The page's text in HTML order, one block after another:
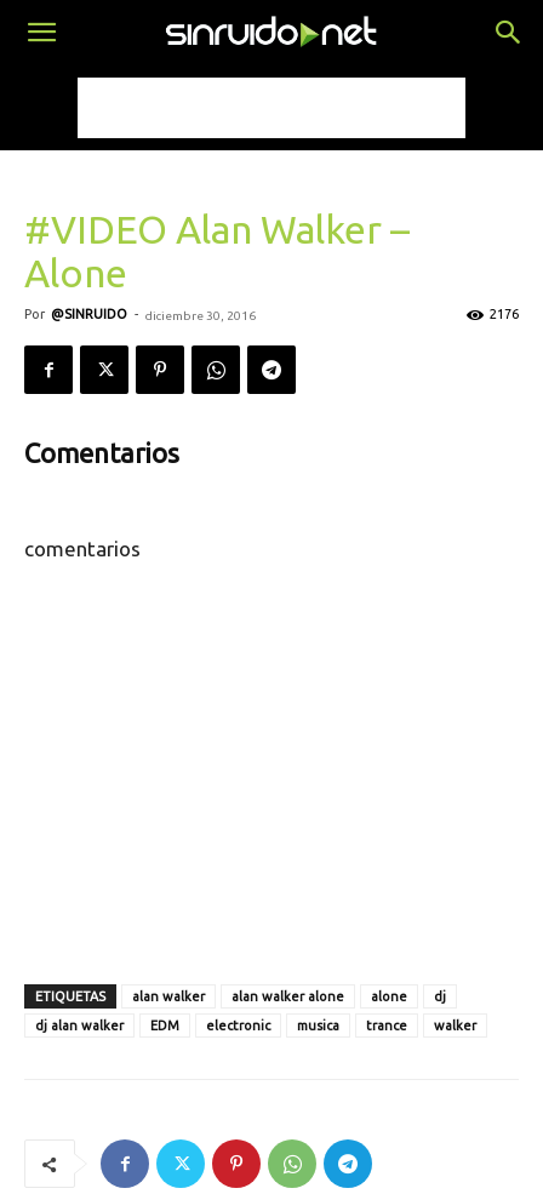
#VIDEO Alan Walker –
Alone
Por @SINRUIDO - diciembre 30, 2016 2176
Comentarios
comentarios
ETIQUETAS alan walker alan walker alone alone
dj
dj alan walker
EDM electronic musica trance walker